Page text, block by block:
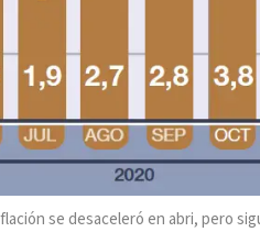
se desaceleró en abri, pero